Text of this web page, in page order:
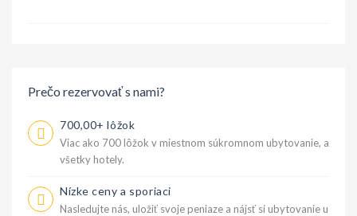
Prečo rezervovať s nami?
700,00+ lôžok
Viac ako 700 lôžok v miestnom súkromnom ubytovanie, a
všetky hotely.
Nízke ceny a sporiaci
Nasledujte nás, uložiť svoje peniaze a nájsť si ubytovanie u